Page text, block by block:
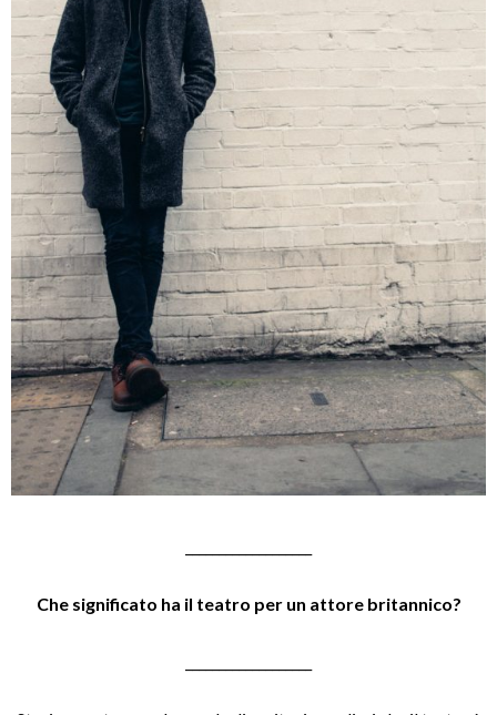
Che significato ha il teatro per un attore britannico?